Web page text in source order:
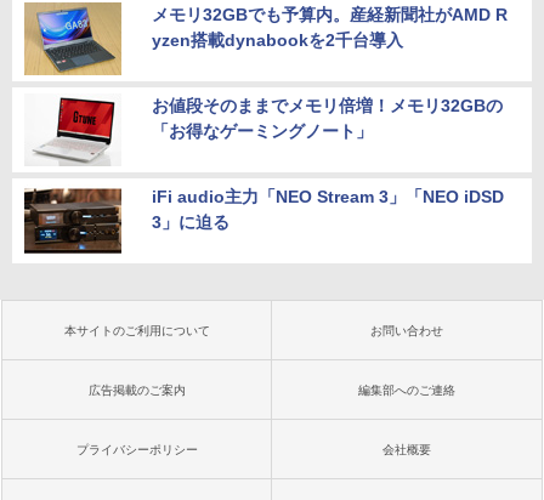
メモリ32GBでも予算内。産経新聞社がAMD R
yzen搭載dynabookを2千台導入
お値段そのままでメモリ倍増！メモリ32GBの
「お得なゲーミングノート」
iFi audio主力「NEO Stream 3」「NEO iDSD
3」に迫る
本サイトのご利用について お問い合わせ
広告掲載のご案内 編集部へのご連絡
プライバシーポリシー 会社概要